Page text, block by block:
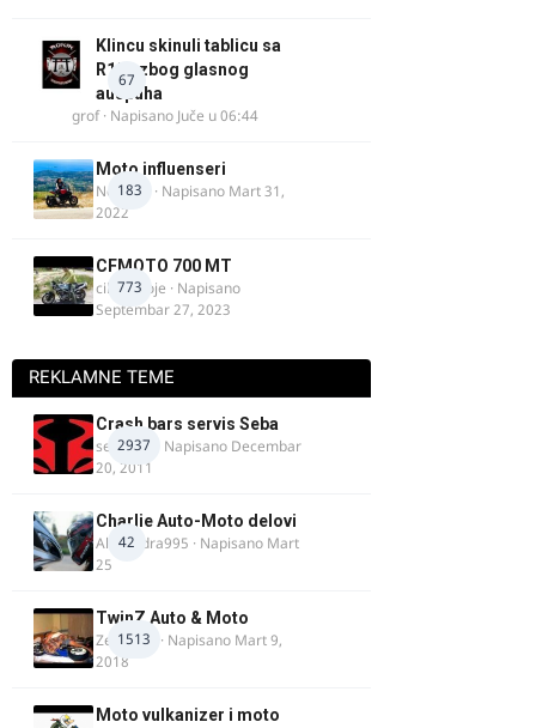
67
Klincu skinuli tablicu sa
R125 zbog glasnog
auspuha
grof· Napisano Juče u 06:44
183
Moto influenseri
Nolanka · Napisano Mart 31,
2022
773
CFMOTO 700 MT
cika miloje · Napisano
Septembar 27, 2023
REKLAMNE TEME
2937
Crash bars servis Seba
seba011 · Napisano Decembar
20, 2011
42
Charlie Auto-Moto delovi
Alexandra995 · Napisano Mart
25
1513
TwinZ Auto & Moto
Zeljkamp · Napisano Mart 9,
2018
Moto vulkanizer i moto